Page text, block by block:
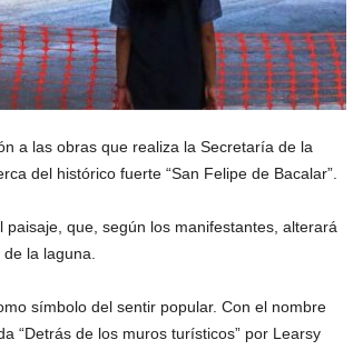
a las obras que realiza la Secretaría de la
del histórico fuerte “San Felipe de Bacalar”.
que, según los manifestantes, alterará
la laguna.
símbolo del sentir popular. Con el nombre
“Detrás de los muros turísticos” por Learsy